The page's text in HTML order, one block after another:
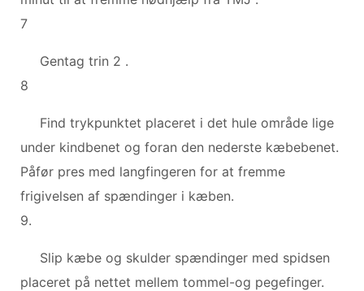
7
Gentag trin 2 .
8
Find trykpunktet placeret i det hule område lige
under kindbenet og foran den nederste kæbebenet.
Påfør pres med langfingeren for at fremme
frigivelsen af ​​spændinger i kæben.
9.
Slip kæbe og skulder spændinger med spidsen
placeret på nettet mellem tommel-og pegefinger.